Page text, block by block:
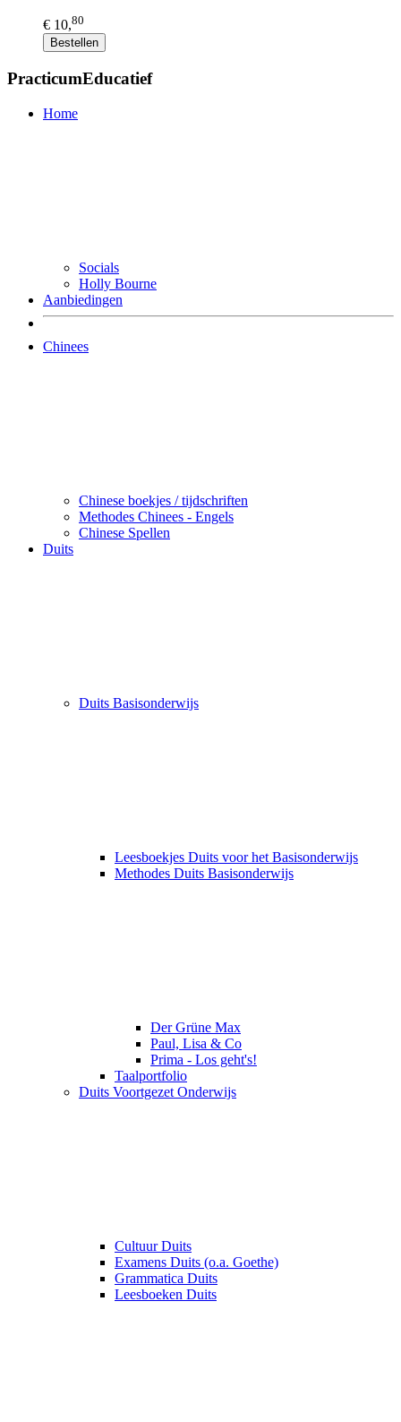
€ 10,80
Bestellen
PracticumEducatief
Home
Socials
Holly Bourne
Aanbiedingen
Chinees
Chinese boekjes / tijdschriften
Methodes Chinees - Engels
Chinese Spellen
Duits
Duits Basisonderwijs
Leesboekjes Duits voor het Basisonderwijs
Methodes Duits Basisonderwijs
Der Grüne Max
Paul, Lisa & Co
Prima - Los geht's!
Taalportfolio
Duits Voortgezet Onderwijs
Cultuur Duits
Examens Duits (o.a. Goethe)
Grammatica Duits
Leesboeken Duits